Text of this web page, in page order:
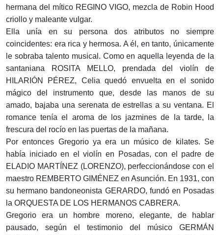
hermana del mítico REGINO VIGO, mezcla de Robin Hood
criollo y maleante vulgar.
Ella unía en su persona dos atributos no siempre
coincidentes: era rica y hermosa. A él, en tanto, únicamente
le sobraba talento musical. Como en aquella leyenda de la
santaniana ROSITA MELLO, prendada del violín de
HILARIÓN PÉREZ, Celia quedó envuelta en el sonido
mágico del instrumento que, desde las manos de su
amado, bajaba una serenata de estrellas a su ventana. El
romance tenía el aroma de los jazmines de la tarde, la
frescura del rocío en las puertas de la mañana.
Por entonces Gregorio ya era un músico de kilates. Se
había iniciado en el violín en Posadas, con el padre de
ELADIO MARTÍNEZ (LORENZO), perfeccionándose con el
maestro REMBERTO GIMÉNEZ en Asunción. En 1931, con
su hermano bandoneonista GERARDO, fundó en Posadas
la ORQUESTA DE LOS HERMANOS CABRERA.
Gregorio era un hombre moreno, elegante, de hablar
pausado, según el testimonio del músico GERMÁN